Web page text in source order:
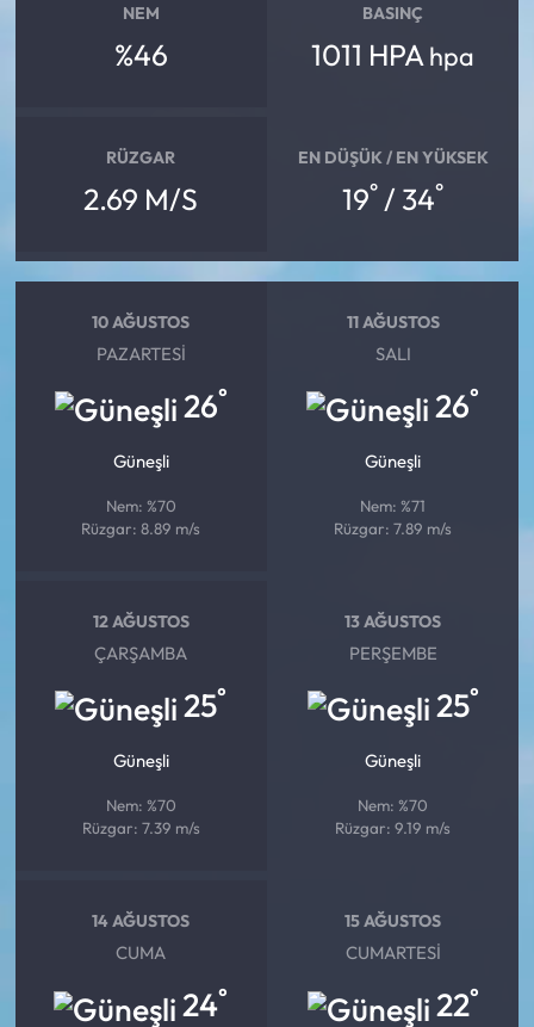
NEM
%46
BASINÇ
1011 HPAhpa
RÜZGAR
2.69 M/S
EN DÜŞÜK / EN YÜKSEK
19° / 34°
10 AĞUSTOS
PAZARTESI
26°
Güneşli
Nem: %70
Rüzgar: 8.89 m/s
11 AĞUSTOS
SALI
26°
Güneşli
Nem: %71
Rüzgar: 7.89 m/s
12 AĞUSTOS
ÇARŞAMBA
25°
Güneşli
Nem: %70
Rüzgar: 7.39 m/s
13 AĞUSTOS
PERŞEMBE
25°
Güneşli
Nem: %70
Rüzgar: 9.19 m/s
14 AĞUSTOS
CUMA
24°
15 AĞUSTOS
CUMARTESI
22°